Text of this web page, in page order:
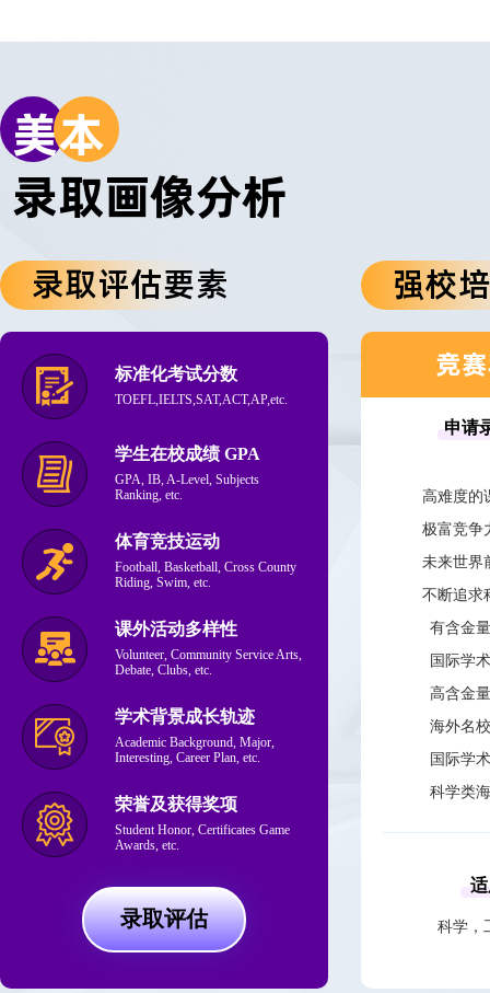
美本
录取画像分析
录取评估要素
标准化考试分数
TOEFL,IELTS,SAT,ACT,AP,etc.
学生在校成绩 GPA
GPA, IB, A-Level, Subjects
Ranking, etc.
体育竞技运动
Football, Basketball, Cross County
Riding, Swim, etc.
课外活动多样性
Volunteer, Community Service Arts,
Debate, Clubs, etc.
学术背景成长轨迹
Academic Background, Major,
Interesting, Career Plan, etc.
荣誉及获得奖项
Student Honor, Certificates Game
Awards, etc.
录取评估
强校
竞
申请
高难度的
极富竞争
未来世界
不断追求
有含金
国际学
高含金
海外名
国际学
科学类
科学，